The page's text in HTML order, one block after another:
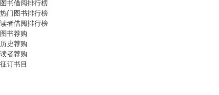
图书借阅排行榜
热门图书排行榜
读者借阅排行榜
图书荐购
历史荐购
读者荐购
征订书目